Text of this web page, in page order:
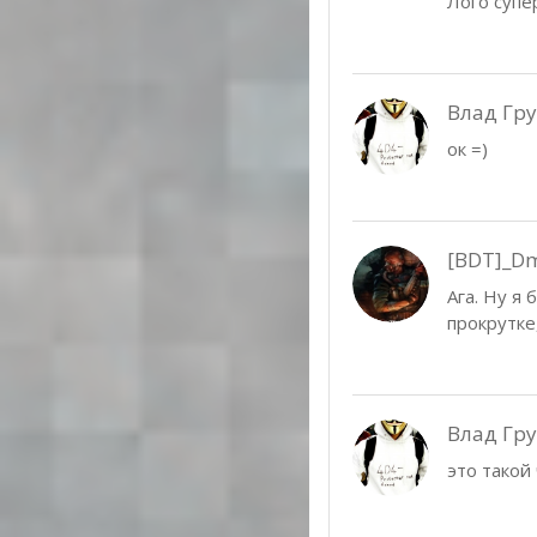
Влад
ок =)
Ага. Ну я
Влад
это такой